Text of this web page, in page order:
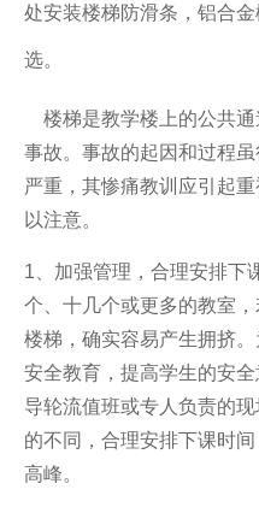
环保理念
铝合金防滑条
防滑标线定制
安全防滑地板
电梯防滑地板
公司新闻
联系我们
处安装楼梯防滑条，铝合
选。
楼梯是教学楼上的公共通
事故。事故的起因和过程
严重，其惨痛教训应引起
以注意。
1、加强管理，合理安排下
个、十几个或更多的教室
楼梯，确实容易产生拥挤
安全教育，提高学生的安
导轮流值班或专人负责的
的不同，合理安排下课时
高峰。